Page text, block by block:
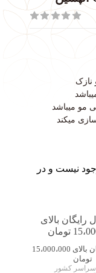
نازک
مو میباشد
میکند
نیست و در
ارسال رایگان بالای 15،000،000
تومان
سراسر کشور